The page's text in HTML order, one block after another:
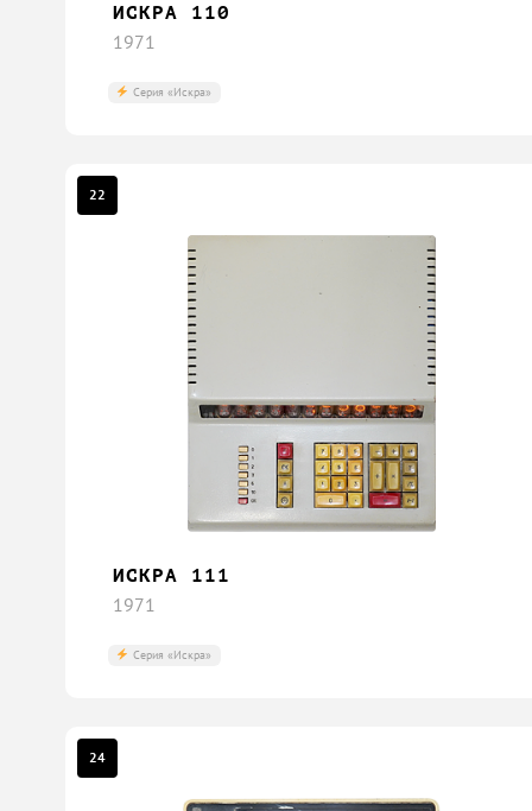
ИСКРА 110
1971
Серия «Искра»
22
ИСКРА 111
1971
Серия «Искра»
24